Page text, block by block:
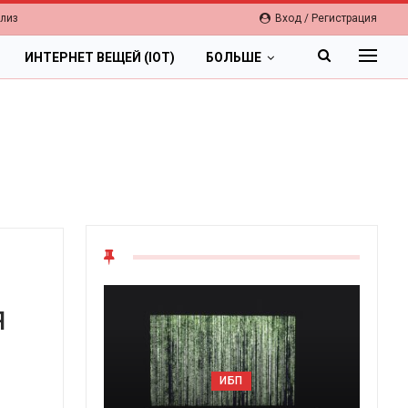
Вход / Регистрация
ИНТЕРНЕТ ВЕЩЕЙ (IOT) БОЛЬШЕ
ИБП